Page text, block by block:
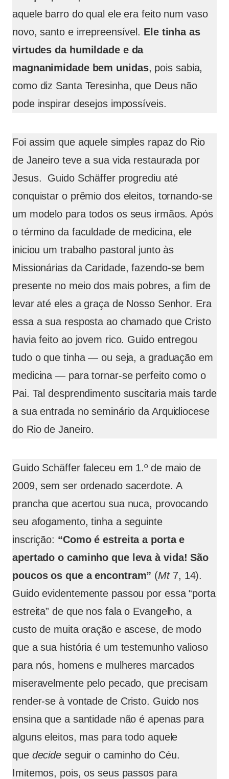
aquele barro do qual ele era feito num vaso
novo, santo e irrepreensível. Ele tinha as
virtudes da humildade e da
magnanimidade bem unidas, pois sabia,
como diz Santa Teresinha, que Deus não
pode inspirar desejos impossíveis.
Foi assim que aquele simples rapaz do Rio
de Janeiro teve a sua vida restaurada por
Jesus. Guido Schäffer progrediu até
conquistar o prêmio dos eleitos, tornando-se
um modelo para todos os seus irmãos. Após
o término da faculdade de medicina, ele
iniciou um trabalho pastoral junto às
Missionárias da Caridade, fazendo-se bem
presente no meio dos mais pobres, a fim de
levar até eles a graça de Nosso Senhor. Era
essa a sua resposta ao chamado que Cristo
havia feito ao jovem rico. Guido entregou
tudo o que tinha — ou seja, a graduação em
medicina — para tornar-se perfeito como o
Pai. Tal desprendimento suscitaria mais tarde
a sua entrada no seminário da Arquidiocese
do Rio de Janeiro.
Guido Schäffer faleceu em 1.º de maio de
2009, sem ser ordenado sacerdote. A
prancha que acertou sua nuca, provocando
seu afogamento, tinha a seguinte
inscrição: “Como é estreita a porta e
apertado o caminho que leva à vida! São
poucos os que a encontram” (Mt7, 14).
Guido evidentemente passou por essa “porta
estreita” de que nos fala o Evangelho, a
custo de muita oração e ascese, de modo
que a sua história é um testemunho valioso
para nós, homens e mulheres marcados
miseravelmente pelo pecado, que precisam
render-se à vontade de Cristo. Guido nos
ensina que a santidade não é apenas para
alguns eleitos, mas para todo aquele
que decide seguir o caminho do Céu.
Imitemos, pois, os seus passos para